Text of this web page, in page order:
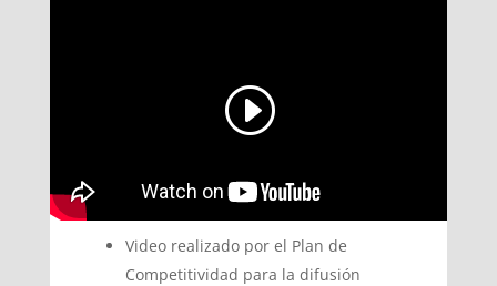
Video realizado por el Plan de
Competitividad para la difusión